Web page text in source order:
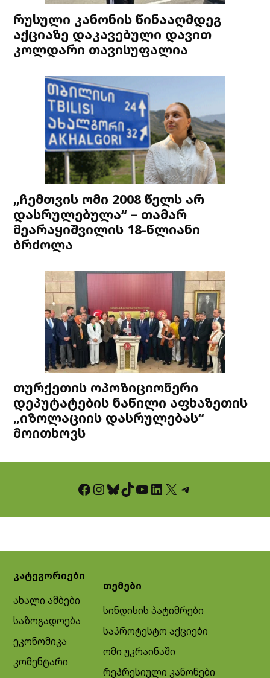
რუსული კანონის წინააღმდეგ
აქციაზე დაკავებული დავით
კოლდარი თავისუფალია
„ჩემთვის ომი 2008 წელს არ
დასრულებულა“ – თამარ
მეარაყიშვილის 18-წლიანი
ბრძოლა
თურქეთის ოპოზიციონერი
დეპუტატების ნაწილი აფხაზეთის
„იზოლაციის დასრულებას“
მოითხოვს
Facebook InstagramBluesky TikTok YouTube LinkedIn X Telegram
კატეგორიები
ახალი ამბები
საზოგადოება
ეკონომიკა
კომენტარი
თემები
სინდისის პატიმრები
საპროტესტო აქციები
ომი უკრაინაში
რეპრესიული კანონები